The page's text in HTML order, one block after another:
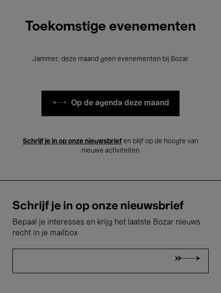
Toekomstige evenementen
Jammer, deze maand geen evenementen bij Bozar
Op de agenda deze maand
Schrijf je in op onze nieuwsbrief en blijf op de hoogte van
nieuwe activiteiten
Schrijf je in op onze nieuwsbrief
Bepaal je interesses en krijg het laatste Bozar nieuws
recht in je mailbox